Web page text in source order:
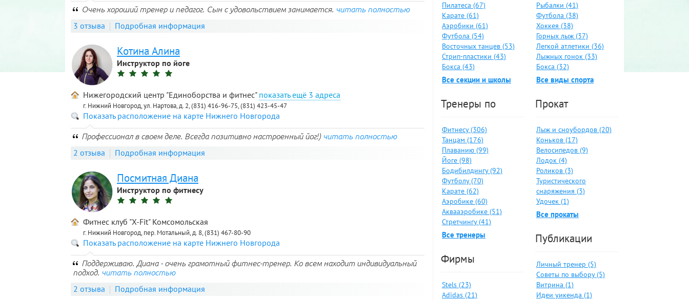
Очень хороший тренер и педагог. Сын с удовольствием занимается. читать полностью
3 отзыва Подробная информация
Котина Алина
Инструктор по йоге
Нижегородский центр "Единоборства и фитнес" 3 адреса
г. Нижний Новгород, ул. Нартова, д. 2, (831) 416-96-75, (831) 423-45-47
Показать расположение на карте Нижнего Новгорода
Профессионал в своем деле. Всегда позитивно настроенный йог!) читать полностью
2 отзыва Подробная информация
Посмитная Диана
Инструктор по фитнесу
Фитнес клуб "X-Fit" Комсомольская
г. Нижний Новгород, пер. Мотальный, д. 8, (831) 467-80-90
Показать расположение на карте Нижнего Новгорода
Поддерживаю. Диана - очень грамотный фитнес-тренер. Ко всем находит индивидуальный
подход. читать полностью
2 отзыва
Подробная информация
Пилатеса (67)
Карате (61)
Аэробики (61)
Футбола (54)
Восточных танцев (53)
Стрип-пластики (43)
Бокса (43)
Все секции и школы
Тренеры по
Фитнесу (306)
Танцам (176)
Плаванию (99)
Йоге (98)
Бодибилдингу (92)
Футболу (70)
Карате (62)
Аэробике (60)
Аквааэробике (51)
Стретчингу (41)
Все тренеры
Фирмы
Stels (23)
Adidas (21)
Рыбалки (41)
Футбола (38)
Хоккея (38)
Горных лыж (37)
Легкой атлетики (36)
Лыжных гонок (33)
Бокса (32)
Все виды спорта
Прокат
Лыж и сноубордов (20)
Коньков (17)
Велосипедов (9)
Лодок (4)
Роликов (3)
Туристического
снаряжения (3)
Удочек (1)
Все прокаты
Публикации
Личный тренер (5)
Советы по выбору (5)
Витрина (1)
Идеи уикенда (1)